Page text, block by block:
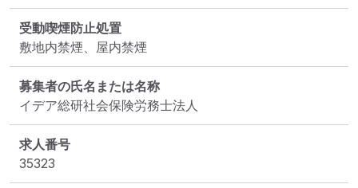
受動喫煙防止処置
敷地内禁煙、屋内禁煙
募集者の氏名または名称
イデア総研社会保険労務士法人
求人番号
35323